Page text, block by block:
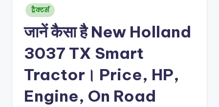
Posted
in
ट्रैक्टर्स
जानें कैसा है New Holland
3037 TX Smart
Tractor। Price, HP,
Engine, On Road